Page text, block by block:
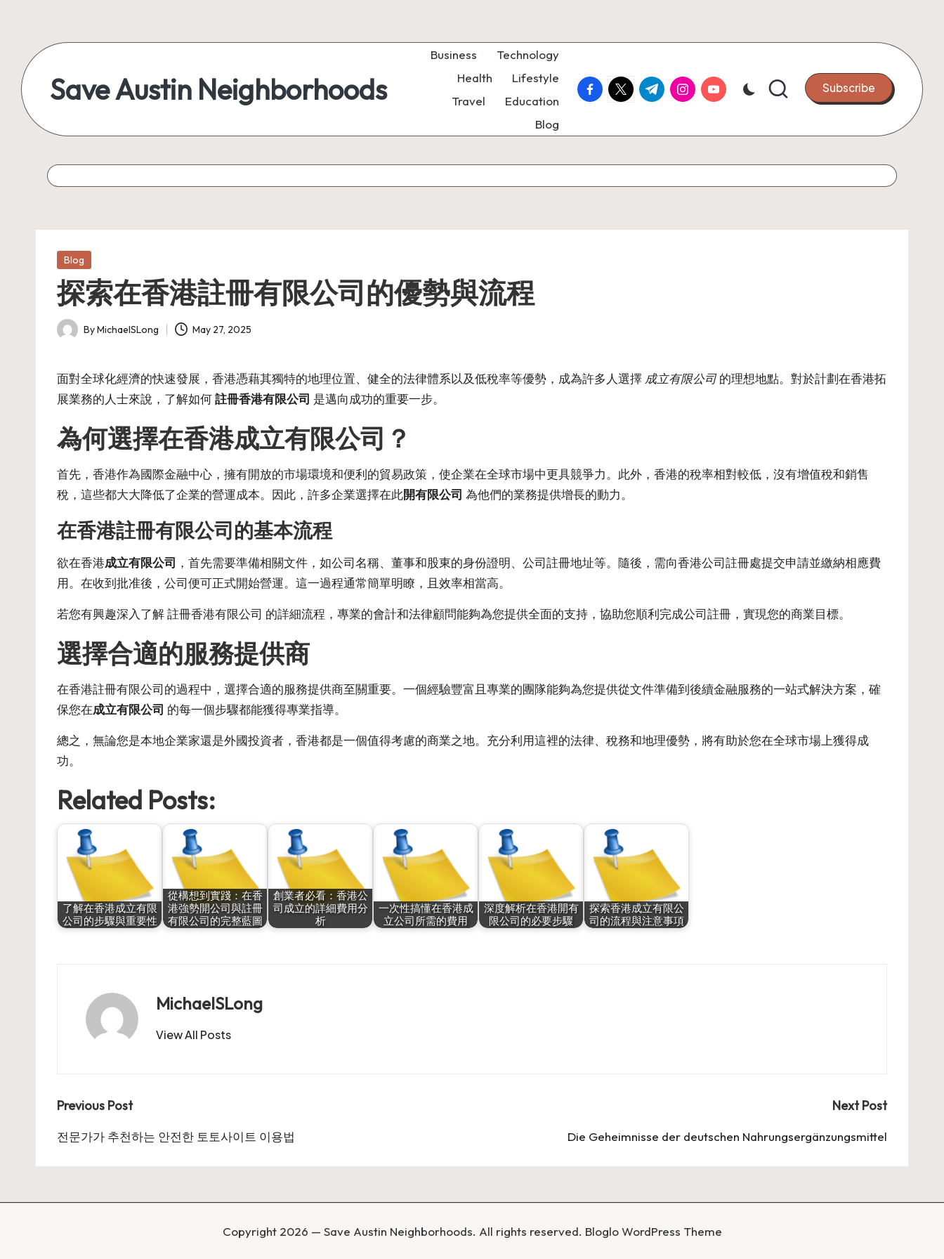
content
Save Austin Neighborhoods
Austin
exploring
Business
Technology
Health
Lifestyle
Travel
Education
Blog
facebook.com
twitter.com
t.me instagram.com
youtube.com Subscribe
Posted
Blog
探索在香港註冊有限公司的優勢與流程
Posted
ByMichaelSLong May 27, 2025
面對全球化經濟的快速發展，香港憑藉其獨特的地理位置、健全的法律體系以及低稅率等優勢，成為許多人選擇 成立有限公司的理想地點。對於計劃在香港拓
展業務的人士來說，了解如何註冊香港有限公司 是邁向成功的重要一步。
為何選擇在香港成立有限公司？
首先，香港作為國際金融中心，擁有開放的市場環境和便利的貿易政策，使企業在全球市場中更具競爭力。此外，香港的稅率相對較低，沒有增值稅和銷售
稅，這些都大大降低了企業的營運成本。因此，許多企業選擇在此開有限公司 為他們的業務提供增長的動力。
在香港註冊有限公司的基本流程
欲在香港成立有限公司 ，首先需要準備相關文件，如公司名稱、董事和股東的身份證明、公司註冊地址等。隨後，需向香港公司註冊處提交申請並繳納相應費
用。在收到批准後，公司便可正式開始營運。這一過程通常簡單明瞭，且效率相當高。
若您有興趣深入了解註冊香港有限公司 的詳細流程，專業的會計和法律顧問能夠為您提供全面的支持，協助您順利完成公司註冊，實現您的商業目標。
選擇合適的服務提供商
在香港註冊有限公司的過程中，選擇合適的服務提供商至關重要。一個經驗豐富且專業的團隊能夠為您提供從文件準備到後續金融服務的一站式解決方案，確
保您在成立有限公司 的每一個步驟都能獲得專業指導。
總之，無論您是本地企業家還是外國投資者，香港都是一個值得考慮的商業之地。充分利用這裡的法律、稅務和地理優勢，將有助於您在全球市場上獲得成
功。
Related Posts:
了解在香港成立有限
公司的步驟與重要性
從構想到實踐：在香
港強勢開公司與註冊
有限公司的完整藍圖
創業者必看：香港公
司成立的詳細費用分
析
一次性搞懂在香港成
立公司所需的費用
深度解析在香港開有
限公司的必要步驟
探索香港成立有限公
司的流程與注意事項
MichaelSLong
View All Posts
Post
navigation
Previous Post
전문가가 추천하는 안전한 토토사이트 이용법
Next Post
Die Geheimnisse der deutschen Nahrungsergänzungsmittel
Copyright 2026 — Save Austin Neighborhoods. All rights reserved. Bloglo WordPress Theme